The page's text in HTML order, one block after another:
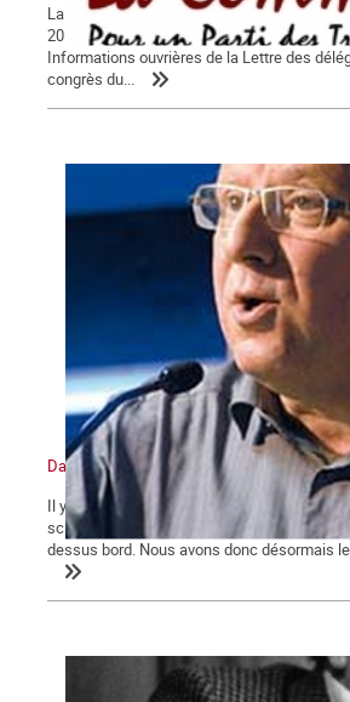
La Lettre de La Commune, hors série –
2017 Nous avons pris connaissance dans
Informations ouvrières de la Lettre des
congrès du...
Daniel Gluckstein, pour la « libre discussion
Il y a deux ans, le Parti ouvrier indépendant
scission fatale 1 . Une moitié de ce parti
dessus bord. Nous avons donc désormais